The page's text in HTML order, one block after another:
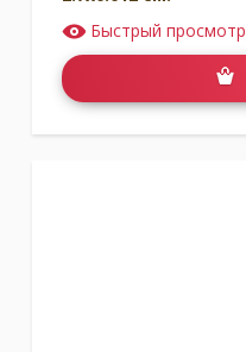
Быстрый просмотр